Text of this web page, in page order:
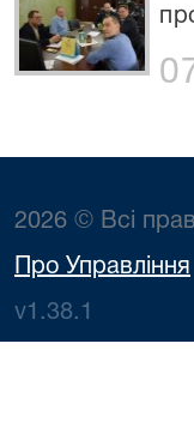
2026 © Всі
Про Управління
v1.38.1